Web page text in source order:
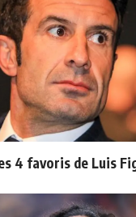
4 favoris de Luis